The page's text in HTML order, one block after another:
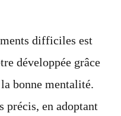
difficiles est
développée grâce
bonne mentalité.
précis, en adoptant